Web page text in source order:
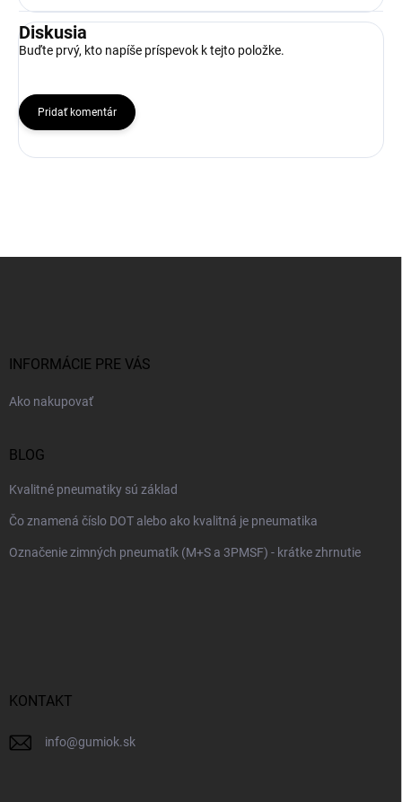
Diskusia
Buďte prvý, kto napíše príspevok k tejto položke.
Pridať komentár
INFORMÁCIE PRE VÁS
Ako nakupovať
BLOG
Kvalitné pneumatiky sú základ
Čo znamená číslo DOT alebo ako kvalitná je pneumatika
Označenie zimných pneumatík (M+S a 3PMSF) - krátke zhrnutie
KONTAKT
info@gumiok.sk